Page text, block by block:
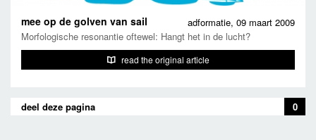
mee op de golven van sail adformatie, 09 maart 2009
Morfologische resonantie oftewel: Hangt het in de lucht?
read the original article
deel deze pagina 0